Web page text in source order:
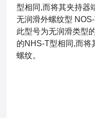
型相同,而将其夹持器
无润滑外螺纹型
此型号为无润滑类型
的NHS-T型相同,而将
螺纹。